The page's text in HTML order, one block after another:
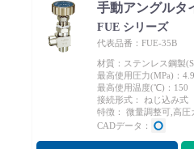
サポート
よくあるご質問(FAQ)・用
Cv値・流量計算ツール
手動アングルタ
FUE シリーズ
代表品番：FUE-35B
材質：ステンレス鋼製
最高使用圧力(MPa)：4.9
最高使用温度(℃)：
接続形式： ねじ込み式
特徴： 微量調整可,高圧
CADデータ：